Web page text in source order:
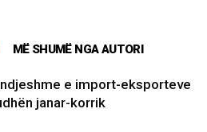
MË SHUMË NGA AUTORI
e import-eksporteve
janar-korrik